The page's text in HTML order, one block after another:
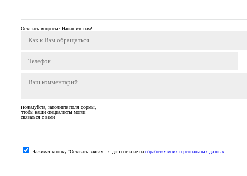
Остались вопросы? Напишите нам!
Пожалуйста, заполните поля формы,
чтобы наши специалисты могли
связаться с вами
Нажимая кнопку “Оставить заявку”, я даю согласие на обработку моих персональных данных